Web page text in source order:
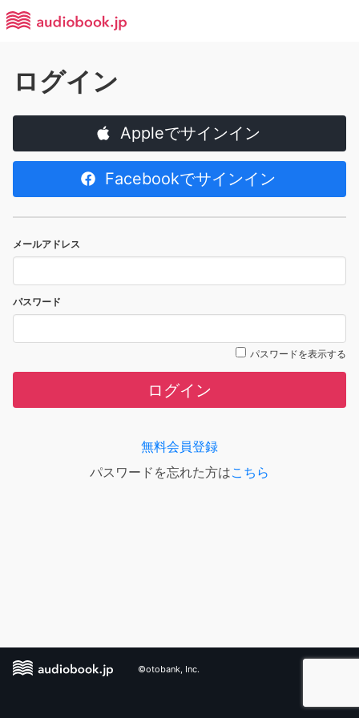
ログイン
Appleでサインイン
Facebookでサインイン
メールアドレス
パスワード
パスワードを表示する
ログイン
無料会員登録
パスワードを忘れた方はこちら
©otobank, Inc.